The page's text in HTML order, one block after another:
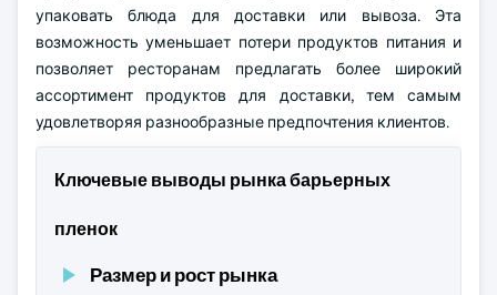
упаковать блюда для доставки или вывоза. Эта
возможность уменьшает потери продуктов питания и
позволяет ресторанам предлагать более широкий
ассортимент продуктов для доставки, тем самым
удовлетворяя разнообразные предпочтения клиентов.
Ключевые выводы рынка барьерных
пленок
Размер и рост рынка